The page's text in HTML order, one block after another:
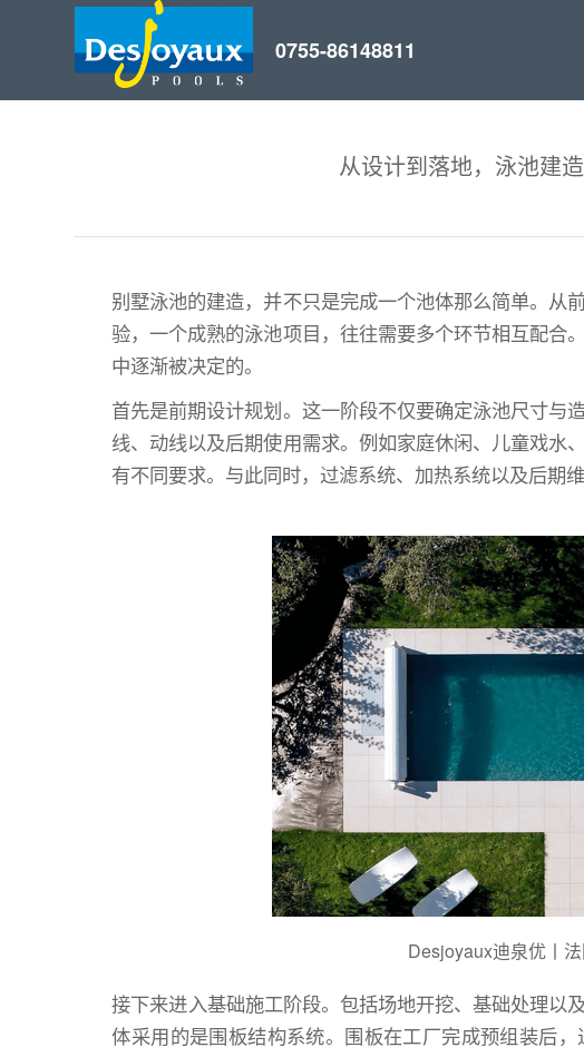
从设计到落地，泳池建
别墅泳池的建造，并不只是完成一个池体那么简单。从
验，一个成熟的泳池项目，往往需要多个环节相互配合
中逐渐被决定的。
首先是前期设计规划。这一阶段不仅要确定泳池尺寸与
线、动线以及后期使用需求。例如家庭休闲、儿童戏水
有不同要求。与此同时，过滤系统、加热系统以及后期
Desjoyaux迪泉优丨
接下来进入基础施工阶段。包括场地开挖、基础处理
体采用的是围板结构系统。围板在工厂完成预组装后